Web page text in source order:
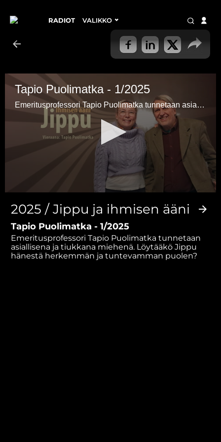
RADIOT VALIKKO
Tapio Puolimatka - 1/2025
Emeritusprofessori Tapio Puolimatka tunnetaan asiallisena ja tiukkana miehenä. Löytääkö Jippu hänestä herkemmän ja tuntevamman puolen?
seconds
minutes,
45
seconds
2025 / Jippu ja ihmisen ääni
Tapio Puolimatka - 1/2025
Emeritusprofessori Tapio Puolimatka tunnetaan
asiallisena ja tiukkana miehenä. Löytääkö Jippu
hänestä herkemmän ja tuntevamman puolen?